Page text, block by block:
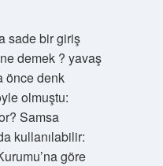
sade bir giriş
demek ? yavaş
önce denk
olmuştu:
Samsa
kullanılabilir:
göre